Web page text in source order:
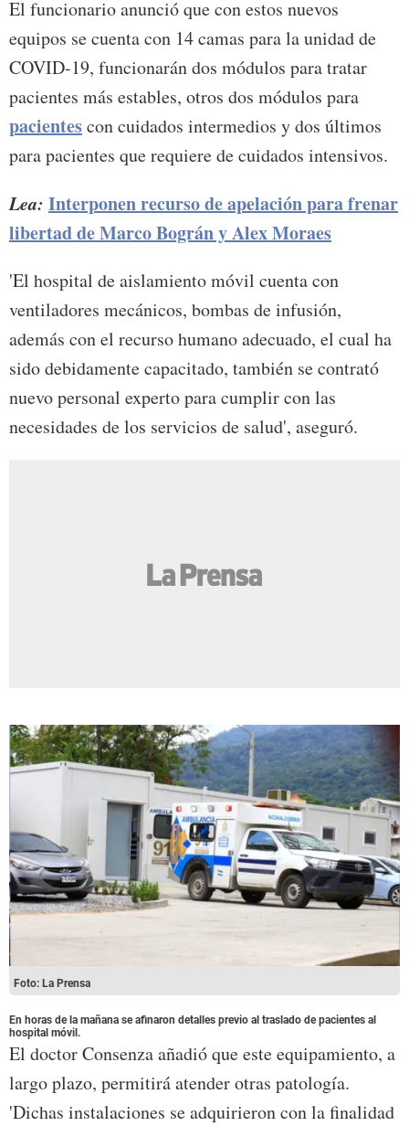
El funcionario anunció que con estos nuevos
equipos se cuenta con 14 camas para la unidad de
COVID-19, funcionarán dos módulos para tratar
pacientes más estables, otros dos módulos para
pacientescon cuidados intermedios y dos últimos
para pacientes que requiere de cuidados intensivos.
Lea: Interponen recurso de apelación para frenar
libertad de Marco Bográn y Alex Moraes
'El hospital de aislamiento móvil cuenta con
ventiladores mecánicos, bombas de infusión,
además con el recurso humano adecuado, el cual ha
sido debidamente capacitado, también se contrató
nuevo personal experto para cumplir con las
necesidades de los servicios de salud', aseguró.
Foto: La Prensa
En horas de la mañana se afinaron detalles previo al traslado de pacientes al
hospital móvil.
El doctor Consenza añadió que este equipamiento, a
largo plazo, permitirá atender otras patología.
'Dichas instalaciones se adquirieron con la finalidad